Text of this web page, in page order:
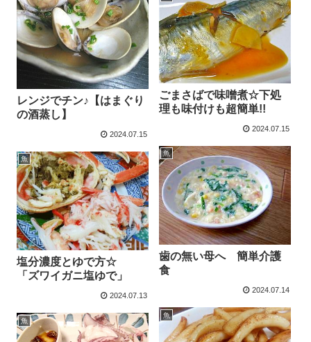
レンジでチン♪【はまぐり
の酒蒸し】
2024.07.15
ごまさばで味噌煮☆下処
理も味付けも超簡単!!
2024.07.15
魚
歯の無い母へ 簡単介護
食
2024.07.14
魚
塩分濃度とゆで方☆
「ズワイガニ塩ゆで」
2024.07.13
魚
魚